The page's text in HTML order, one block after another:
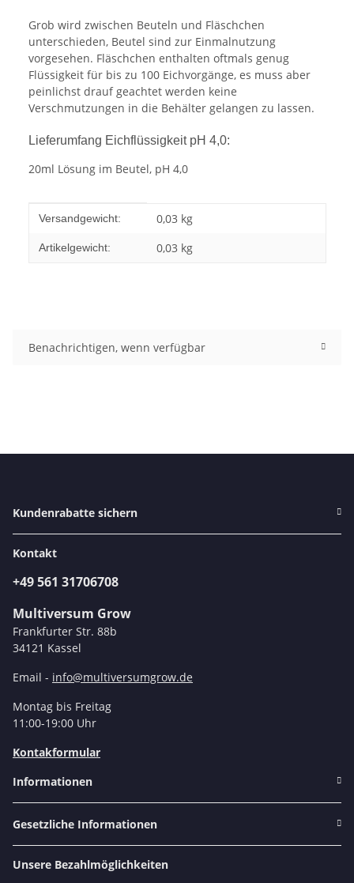
Grob wird zwischen Beuteln und Fläschchen
unterschieden, Beutel sind zur Einmalnutzung
vorgesehen. Fläschchen enthalten oftmals genug
Flüssigkeit für bis zu 100 Eichvorgänge, es muss aber
peinlichst drauf geachtet werden keine
Verschmutzungen in die Behälter gelangen zu lassen.
Lieferumfang Eichflüssigkeit pH 4,0:
20ml Lösung im Beutel, pH 4,0
Produkteigenschaft
Wert
Versandgewicht: 0,03 kg
Artikelgewicht: 0,03 kg
Benachrichtigen, wenn verfügbar
Kundenrabatte sichern
Kontakt
+49 561 31706708
Multiversum Grow
Frankfurter Str. 88b
34121 Kassel
Email - info@multiversumgrow.de
Montag bis Freitag
11:00-19:00 Uhr
Kontakformular
Informationen
Gesetzliche Informationen
Unsere Bezahlmöglichkeiten